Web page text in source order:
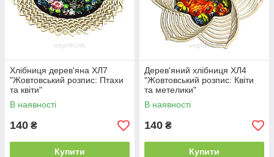
Хлібниця дерев'яна ХЛ7
"Жовтовський розпис: Птахи
та квіти"
В наявності
140 ₴
Купити
Дерев'яний хлібниця ХЛ4
"Жовтовський розпис: Квіти
та метелики"
В наявності
140 ₴
Купити